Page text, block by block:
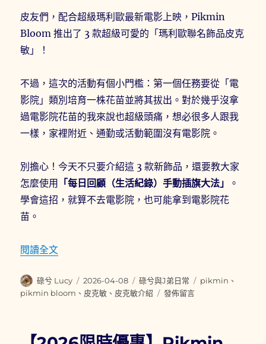
皮友們，配合超級瑪利歐最新電影上映，Pikmin
Bloom 推出了 3 款超級可愛的「瑪利歐聯名飾品皮克
敏」！
不過，這次的活動有個小門檻：第一個任務要從「電
影院」類別培育一株花苗並將其拔出。對於幾乎沒拿
過電影院花苗的我來說也超級頭痛，想必很多人跟我
一樣，家裡附近、通勤或活動範圍沒有電影院。
別擔心！今天不只要介紹這 3 款新飾品，還要教大家
怎麼使用
「每日回顧（生活紀錄）手動插旗大法」
。
學會這招，就算不去電影院，也可能拿到電影院花
苗。
閱讀全文〈【2026限定】Pikmin Bloom 瑪利歐電影聯
作
者
碌兮 Lucy
發
佈
2026-04-08
分
類
碌兮與J弟日常
標
pikmin 、
pikmin bloom 、 皮克敏 、 皮克敏介紹
在
發佈留言